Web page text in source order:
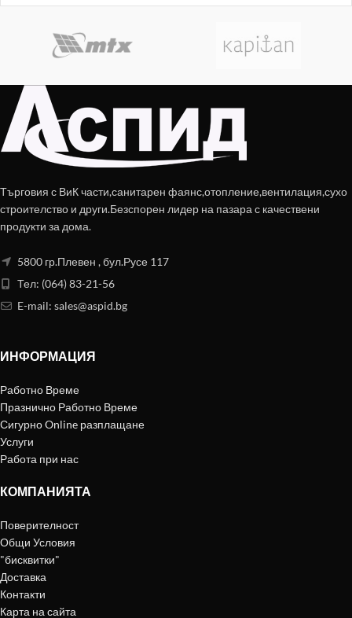
Търговия с ВиК части,санитарен фаянс,отопление,вентилация,сухо
строителство и други.Безспорен лидер на пазара с качествени
продукти за дома.
5800 гр.Плевен , бул.Русе 117
Тел: (064) 83-21-56
E-mail: sales@aspid.bg
ИНФОРМАЦИЯ
Работно Време
Празнично Работно Време
Сигурно Online разплащане
Услуги
Работа при нас
КОМПАНИЯТА
Поверителност
Общи Условия
"бисквитки"
Доставка
Контакти
Карта на сайта